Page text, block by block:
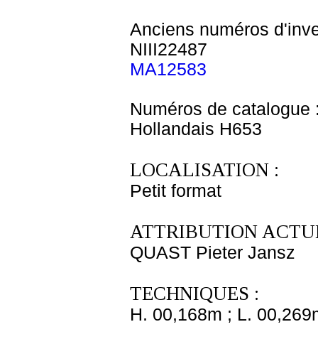
Anciens numéros
NIII22487
MA12583
Numéros de catalogue
Hollandais H653
LOCALISATION :
Petit format
ATTRIBUTION
QUAST Pieter Jansz
TECHNIQUES :
H. 00,168m ; L.